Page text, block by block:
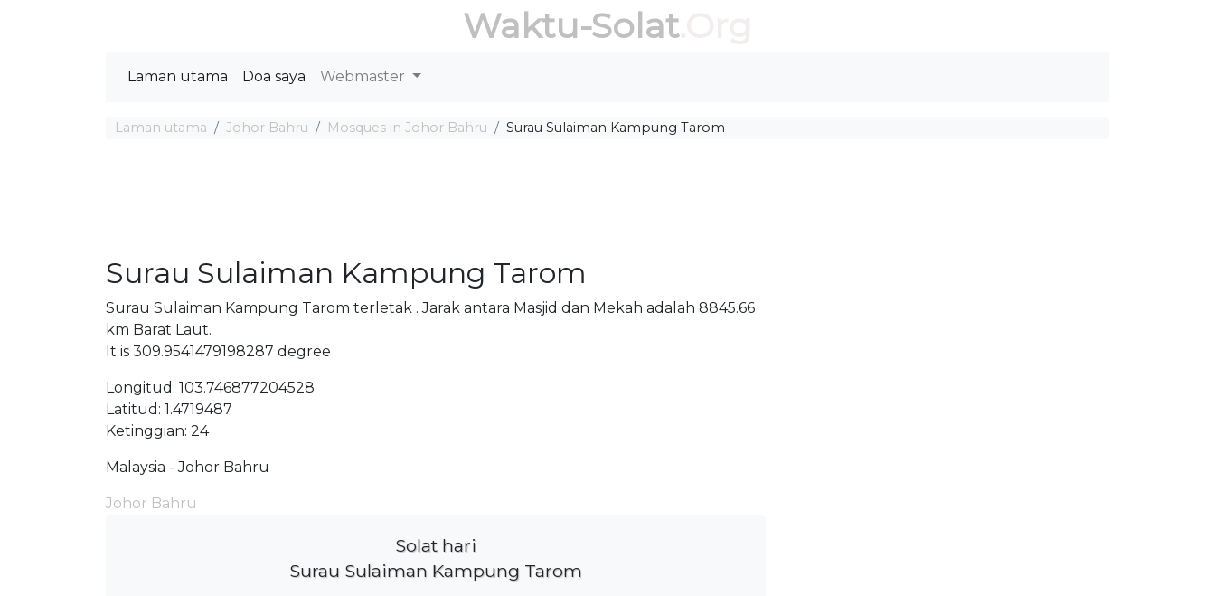
Waktu-Solat.Org
Laman utama Doa saya Webmaster
Laman utama Johor Bahru Mosques in Johor Bahru Surau Sulaiman Kampung Tarom
Surau Sulaiman Kampung Tarom
Surau Sulaiman Kampung Tarom terletak . Jarak antara Masjid dan Mekah adalah 8845.66
km Barat Laut.
It is 309.9541479198287 degree
Longitud: 103.746877204528
Latitud: 1.4719487
Ketinggian: 24
Malaysia - Johor Bahru
Johor Bahru
Solat hari
Surau Sulaiman Kampung Tarom